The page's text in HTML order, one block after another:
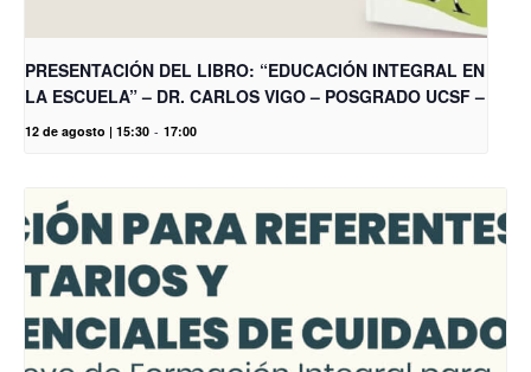
PRESENTACIÓN DEL LIBRO: “EDUCACIÓN INTEGRAL EN
LA ESCUELA” – DR. CARLOS VIGO – POSGRADO UCSF –
12 de agosto | 15:30 - 17:00